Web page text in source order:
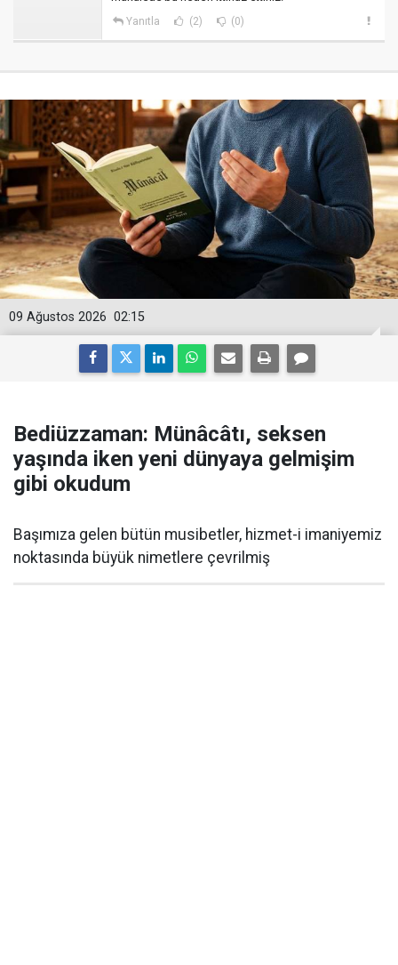
Yanıtla (2) (0)
02:15
09 Ağustos 2026
Bediüzzaman: Münâcâtı, seksen
yaşında iken yeni dünyaya gelmişim
gibi okudum
Başımıza gelen bütün musibetler, hizmet-i imaniyemiz
noktasında büyük nimetlere çevrilmiş